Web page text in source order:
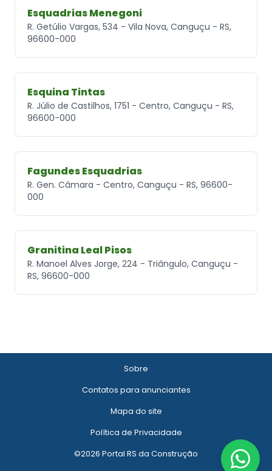
Esquadrias Menegoni
R. Getúlio Vargas, 534 - Vila Nova, Canguçu - RS,
96600-000
Esquina Tintas
R. Júlio de Castilhos, 1751 - Centro, Canguçu - RS,
96600-000
Fagundes Esquadrias
R. Gen. Câmara - Centro, Canguçu - RS, 96600-
000
Granitina Leal Pisos
R. Manoel Alves Jorge, 224 - Triângulo, Canguçu -
RS, 96600-000
Sobre
Contatos para anunciantes
Mapa do site
Política de Privacidade
©2026 Portal RS da Construção